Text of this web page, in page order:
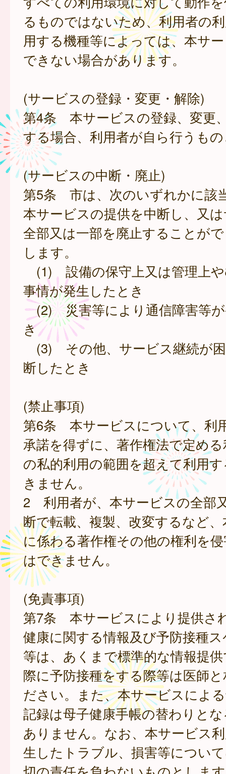
るものではないため、利用者の
用する機種等によっては、本サ
できない場合があります。
(サービスの登録・変更・解除)
第4条 本サービスの登録、変更
する場合、利用者が自ら行うも
(サービスの中断・廃止)
第5条 市は、次のいずれかに該
本サービスの提供を中断し、又
全部又は一部を廃止することが
します。
(1) 設備の保守上又は管理上
事情が発生したとき
(2) 災害等により通信障害等が
き
(3) その他、サービス継続が
断したとき
(禁止事項)
第6条 本サービスについて、利
承諾を得ずに、著作権法で定め
の私的利用の範囲を超えて利用
きません。
2 利用者が、本サービスの全部
断で転載、複製、改変するなど
に係わる著作権その他の権利を
はできません。
(免責事項)
第7条 本サービスにより提供さ
健康に関する情報及び予防接種
等は、あくまで標準的な情報提
際に予防接種をする際等は医師
ださい。また、本サービスによ
記録は母子健康手帳の替わりと
ありません。なお、本サービス
生したトラブル、損害等につい